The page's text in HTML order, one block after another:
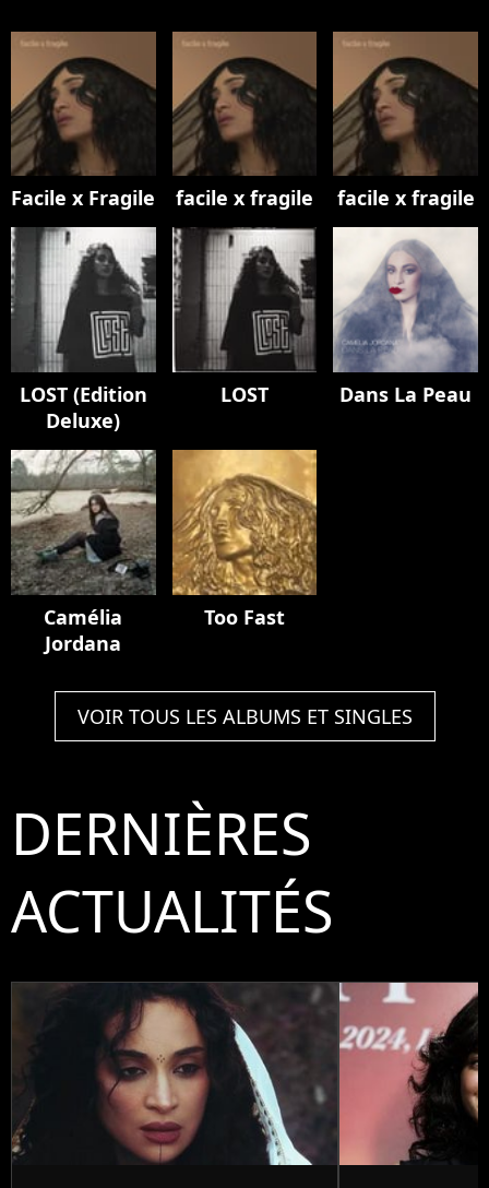
Facile x Fragile facile x fragile facile x fragile
LOST (Edition
Deluxe)
LOST Dans La Peau
Camélia
Jordana
Too Fast
VOIR TOUS LES ALBUMS ET SINGLES
DERNIÈRES
ACTUALITÉS